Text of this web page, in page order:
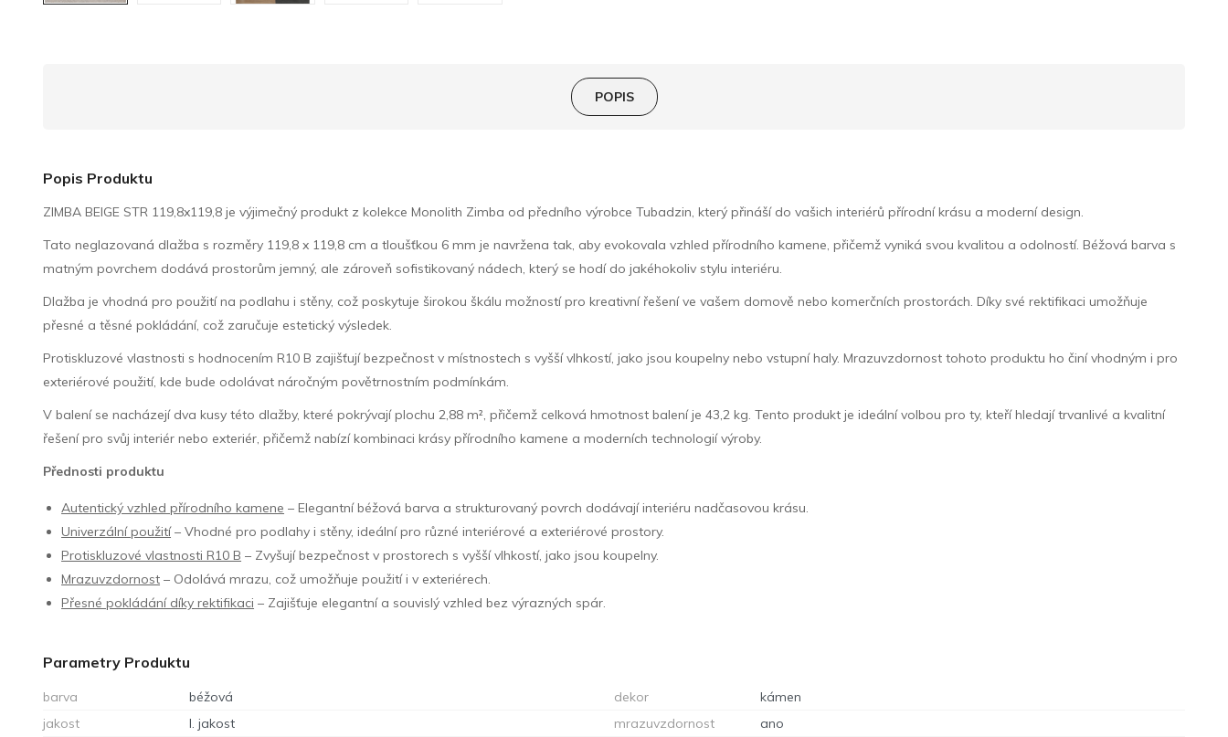
POPIS
Popis Produktu
ZIMBA BEIGE STR 119,8x119,8 je výjimečný produkt z kolekce Monolith Zimba od předního výrobce Tubadzin, který přináší do vašich interiérů přírodní krásu a moderní design.
Tato neglazovaná dlažba s rozměry 119,8 x 119,8 cm a tloušťkou 6 mm je navržena tak, aby evokovala vzhled přírodního kamene, přičemž vyniká svou kvalitou a odolností. Béžová barva s
matným povrchem dodává prostorům jemný, ale zároveň sofistikovaný nádech, který se hodí do jakéhokoliv stylu interiéru.
Dlažba je vhodná pro použití na podlahu i stěny, což poskytuje širokou škálu možností pro kreativní řešení ve vašem domově nebo komerčních prostorách. Díky své rektifikaci umožňuje
přesné a těsné pokládání, což zaručuje estetický výsledek.
Protiskluzové vlastnosti s hodnocením R10 B zajišťují bezpečnost v místnostech s vyšší vlhkostí, jako jsou koupelny nebo vstupní haly. Mrazuvzdornost tohoto produktu ho činí vhodným i pro
exteriérové použití, kde bude odolávat náročným povětrnostním podmínkám.
V balení se nacházejí dva kusy této dlažby, které pokrývají plochu 2,88 m², přičemž celková hmotnost balení je 43,2 kg. Tento produkt je ideální volbou pro ty, kteří hledají trvanlivé a kvalitní
řešení pro svůj interiér nebo exteriér, přičemž nabízí kombinaci krásy přírodního kamene a moderních technologií výroby.
Přednosti produktu
Autentický vzhled přírodního kamene – Elegantní béžová barva a strukturovaný povrch dodávají interiéru nadčasovou krásu.
Univerzální použití– Vhodné pro podlahy i stěny, ideální pro různé interiérové a exteriérové prostory.
Protiskluzové vlastnosti R10 B – Zvyšují bezpečnost v prostorech s vyšší vlhkostí, jako jsou koupelny.
Mrazuvzdornost – Odolává mrazu, což umožňuje použití i v exteriérech.
Přesné pokládání díky rektifikaci – Zajišťuje elegantní a souvislý vzhled bez výrazných spár.
Parametry Produktu
barva béžová dekor
kámen
jakost
I. jakost mrazuvzdornost
ano